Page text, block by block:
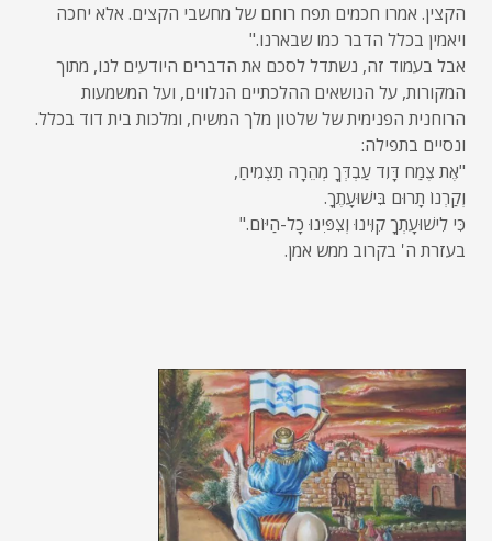
הקצין. אמרו חכמים תפח רוחם של מחשבי הקצים. אלא יחכה
ויאמין בכלל הדבר כמו שבארנו."
אבל בעמוד זה, נשתדל לסכם את הדברים היודעים לנו, מתוך
המקורות, על הנושאים ההלכתיים הנלווים, ועל המשמעות
הרוחנית הפנימית של שלטון מלך המשיח, ומלכות בית דוד בכלל.
ונסיים בתפילה:
"אֶת צֶמַח דָּוִד עַבְדְּךָ מְהֵרָה תַצְמִיחַ,
וְקַרְנוֹ תָרוּם בִּישׁוּעָתֶךָ.
כִּי לִישׁוּעָתְךָ קִוִּינוּ וְצִפִּינוּ כָל-הַיּוֹם."
בעזרת ה' בקרוב ממש אמן.